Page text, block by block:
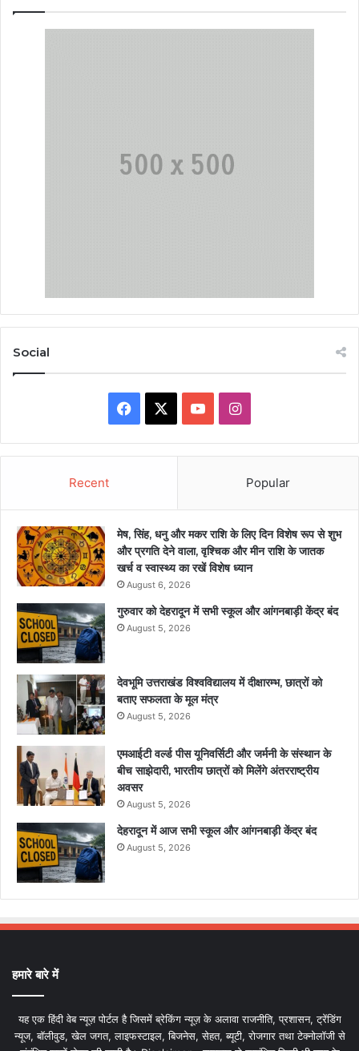
Social
Facebook YouTubeInstagram
Recent Popular
मेष, सिंह, धनु और मकर राशि के लिए दिन विशेष रूप से शुभ
और प्रगति देने वाला, वृश्चिक और मीन राशि के जातक
खर्च व स्वास्थ्य का रखें विशेष ध्यान
August 6, 2026
गुरुवार को देहरादून में सभी स्कूल और आंगनबाड़ी केंद्र बंद
August 5, 2026
देवभूमि उत्तराखंड विश्वविद्यालय में दीक्षारम्भ, छात्रों को
बताए सफलता के मूल मंत्र
August 5, 2026
एमआईटी वर्ल्ड पीस यूनिवर्सिटी और जर्मनी के संस्थान के
बीच साझेदारी, भारतीय छात्रों को मिलेंगे अंतरराष्ट्रीय
अवसर
August 5, 2026
देहरादून में आज सभी स्कूल और आंगनबाड़ी केंद्र बंद
August 5, 2026
हमारे बारे में
यह एक हिंदी वेब न्यूज़ पोर्टल है जिसमें ब्रेकिंग न्यूज़ के अलावा राजनीति, प्रशासन, ट्रेंडिंग
न्यूज, बॉलीवुड, खेल जगत, लाइफस्टाइल, बिजनेस, सेहत, ब्यूटी, रोजगार तथा टेक्नोलॉजी से